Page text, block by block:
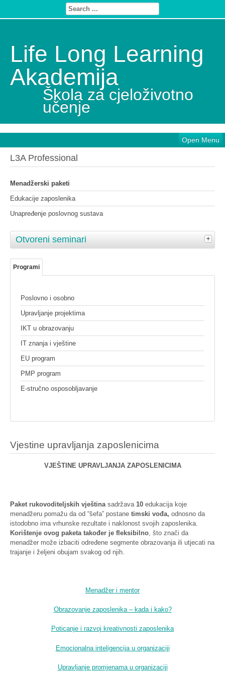
Life Long Learning
Akademija
Škola za cjeloživotno
učenje
Open Menu
L3A Professional
Menadžerski paketi
Edukacije zaposlenika
Unapređenje poslovnog sustava
Otvoreni seminari
Programi
Poslovno i osobno
Upravljanje projektima
IKT u obrazovanju
IT znanja i vještine
EU program
PMP program
E-stručno osposobljavanje
Vjestine upravljanja zaposlenicima
VJEŠTINE UPRAVLJANJA ZAPOSLENICIMA
Paket rukovoditeljskih vještina sadržava 10 edukacija koje
menadžeru pomažu da od “šefa” postane timski vođa, odnosno da
istodobno ima vrhunske rezultate i naklonost svojih zaposlenika
Korištenje ovog paketa također je fleksibilno , što znači da
menadžer može izbaciti određene segmente obrazovanja ili utjecati na
trajanje i željeni obujam svakog od njih
Menadžer i mentor
Obrazovanje zaposlenika – kada i kako?
Poticanje i razvoj kreativnosti zaposlenika
Emocionalna inteligencija u organizaciji
Upravljanje promjenama u organizaciji